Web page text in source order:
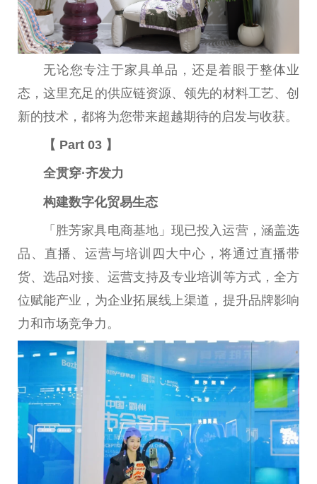
无论您专注于家具单品，还是着眼于整体业
态，这里充足的供应链资源、领先的材料工艺、创
新的技术，都将为您带来超越期待的启发与收获。
【 Part 03 】
全贯穿·齐发力
构建数字化贸易生态
「胜芳家具电商基地」现已投入运营，涵盖选
品、直播、运营与培训四大中心，将通过直播带
货、选品对接、运营支持及专业培训等方式，全方
位赋能产业，为企业拓展线上渠道，提升品牌影响
力和市场竞争力。